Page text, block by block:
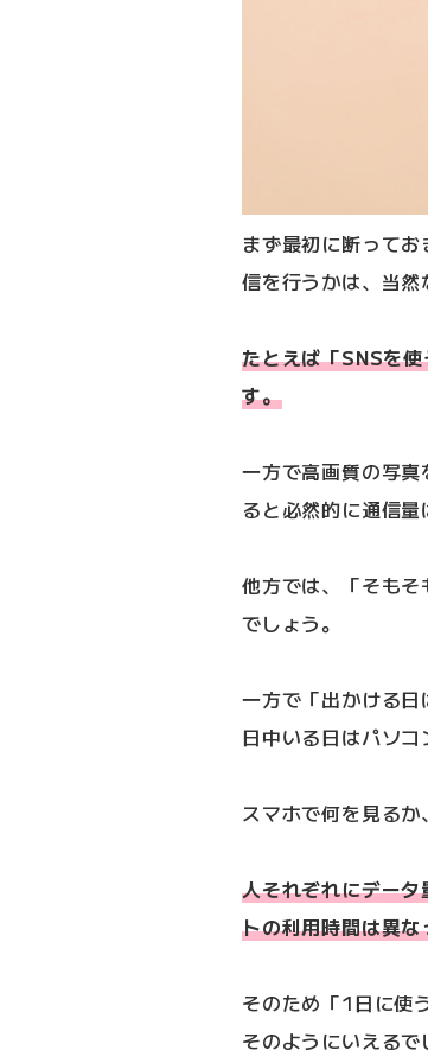
まず最初に断って
信を行うかは、当然
たとえば「SNSを
す。
一方で高画質の写
ると必然的に通信量
他方では、「そも
でしょう。
一方で「出かける
日中いる日はパソコ
スマホで何を見るか
人それぞれにデー
トの利用時間は異
そのため「1日に使
そのようにいえるで